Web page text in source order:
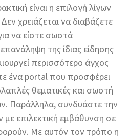
είναι η επιλογή λίγων
χρειάζεται να διαβάζετε
να είστε σωστά
της ίδιας είδησης
περισσότερο άγχος
ένα portal που προσφέρει
θεματικές και σωστή
Παράλληλα, συνδυάστε την
επιλεκτική εμβάθυνση σε
Με αυτόν τον τρόπο η